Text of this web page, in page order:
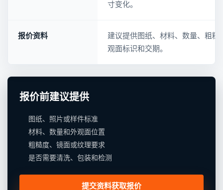
寸变化。
报价资料
建议提供图纸、材料、数量、粗糙
观面标识和交期。
报价前建议提供
图纸、照片或样件标准
材料、数量和外观面位置
粗糙度、镜面或纹理要求
是否需要清洗、包装和检测
提交资料获取报价